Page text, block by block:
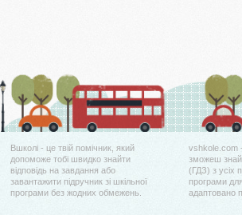
Вшколі - це твій помічник, який
допоможе тобі швидко знайти
відповідь на завдання або
завантажити підручник зі шкільної
програми без жодних обмежень.
vshkole.com
зможеш
(ГДЗ) з усіх
програми
адаптовано